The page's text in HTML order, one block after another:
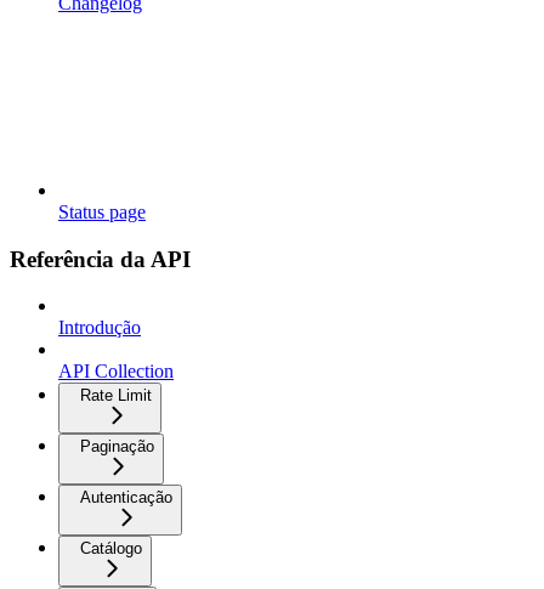
Status page
Referência da API
Introdução
API Collection
Rate Limit
Paginação
Autenticação
Catálogo